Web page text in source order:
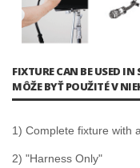
FIXTURE CAN BE USED
MÔŽE BYŤ POUŽITÉ V
1) Complete fixture with
2) "Harness Only"